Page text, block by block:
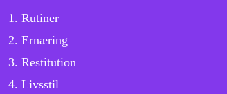
Rutiner
Ernæring
Restitution
Livsstil